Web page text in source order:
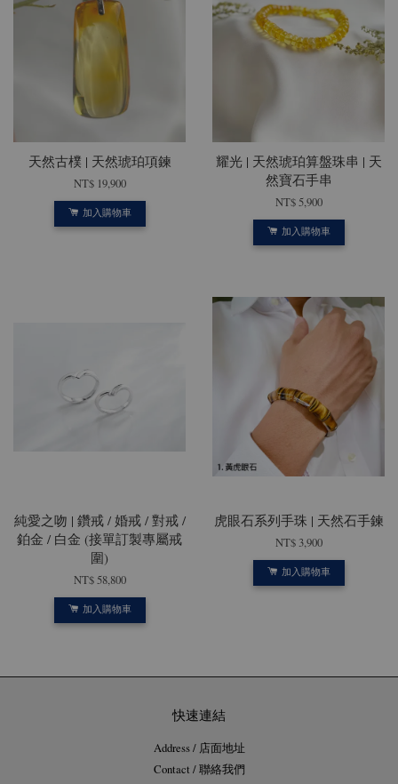
天然古樸 | 天然琥珀項鍊
NT$ 19,900
加入購物車
耀光 | 天然琥珀算盤珠串 | 天
然寶石手串
NT$ 5,900
加入購物車
純愛之吻 | 鑽戒 / 婚戒 / 對戒 /
鉑金 / 白金 (接單訂製專屬戒
圍)
NT$ 58,800
加入購物車
虎眼石系列手珠 | 天然石手鍊
NT$ 3,900
加入購物車
快速連結
Address / 店面地址
Contact / 聯絡我們